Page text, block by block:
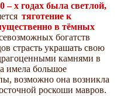
– х годах была светлой,
тяготение к
в тёмных
богатств
страсть украшать свою
камнями в
имела большое
возможно она возникла
роскоши мавров.